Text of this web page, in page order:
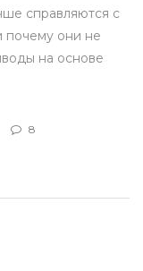
справляются с
почему они не
на основе
8